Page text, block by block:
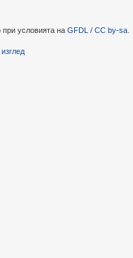
условията на GFDL / CC by-sa